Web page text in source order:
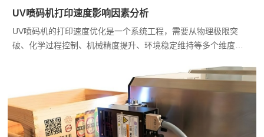
UV喷码机打印速度影响因素分析
UV喷码机的打印速度优化是一个系统工程，需要从物理极限突
破、化学过程控制、机械精度提升、环境稳定维持等多个维度协